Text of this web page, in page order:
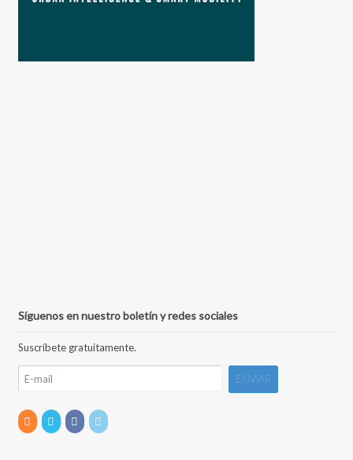
Síguenos en nuestro boletín y redes sociales
Suscríbete gratuitamente.